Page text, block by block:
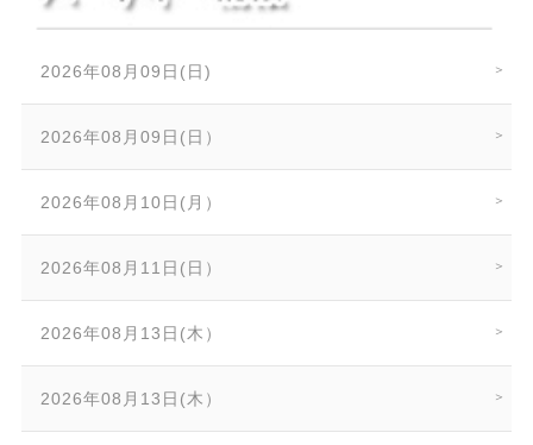
2026年08月09日(日)
2026年08月09日(日）
2026年08月10日(月）
2026年08月11日(日）
2026年08月13日(木）
2026年08月13日(木）